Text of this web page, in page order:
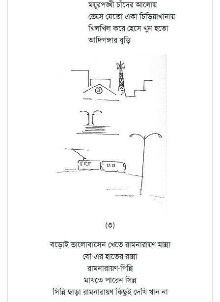
ময়ূরপঙ্খী চাঁদের আলোয়
ভেসে যেতো একা চিড়িয়াখানায়
খিলখিল করে হেসে খুন হতো
আদিগঙ্গার বুড়ি
(৩)
বড়োই ভালোবাসেন খেতে রামনারায়ণ মান্না
বৌ-এর হাতের রান্না
রামনারায়ণ-গিন্নি
মাখতে পারেন সিন্ন
সিন্নি ছাড়া রামনারায়ণ কিছুই দেখি খান না